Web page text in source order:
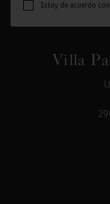
Villa
Estoy de acuerdo